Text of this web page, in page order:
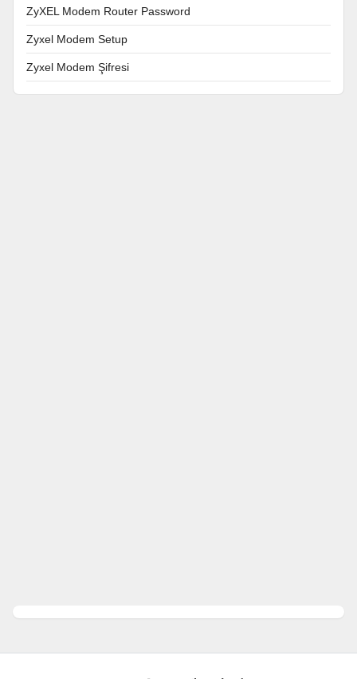
ZyXEL Modem Router Password
Zyxel Modem Setup
Zyxel Modem Şifresi